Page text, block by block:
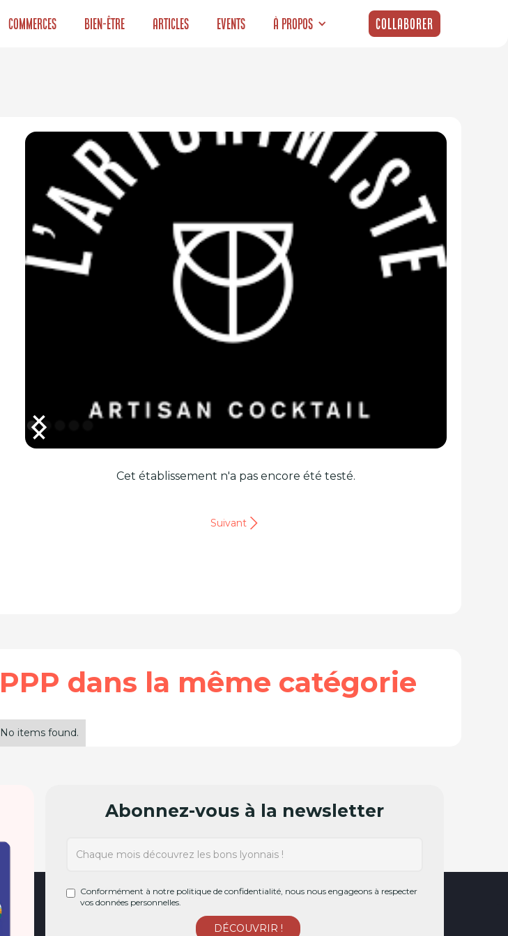
Commerces Bien-être Articles Events À propos Collaborer
Cet établissement n'a pas encore été testé.
Suivant
dans la même catégorie
No items found.
Abonnez-vous à la newsletter
Conformément à notre politique de confidentialité, nous nous engageons à respecter
vos données personnelles.